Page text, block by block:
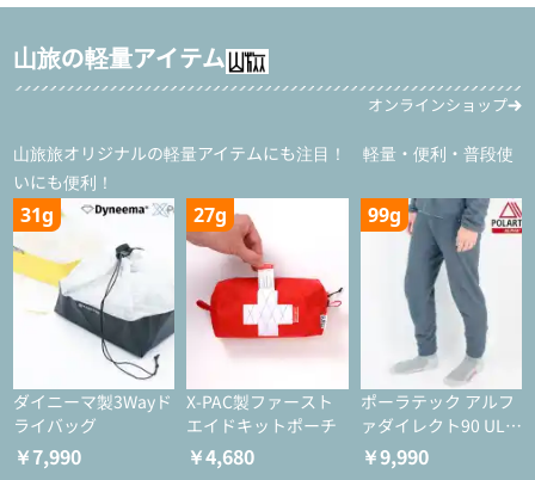
どを徹底紹介！1泊2日、2泊3日
用のリスト付き
ラン別、シーンで選ぶ失敗しな
山旅の軽量アイテム
オンラインショップ
山旅旅オリジナルの軽量アイテムにも注目！ 軽量・便利・普段使
いにも便利！
31g
ダイニーマ製3Wayド
ライバッグ
￥7,990
27g
X-PAC製ファースト
エイドキットポーチ
￥4,680
99g
ポーラテック アルフ
ァダイレクト90 ULタ
イツ
￥9,990